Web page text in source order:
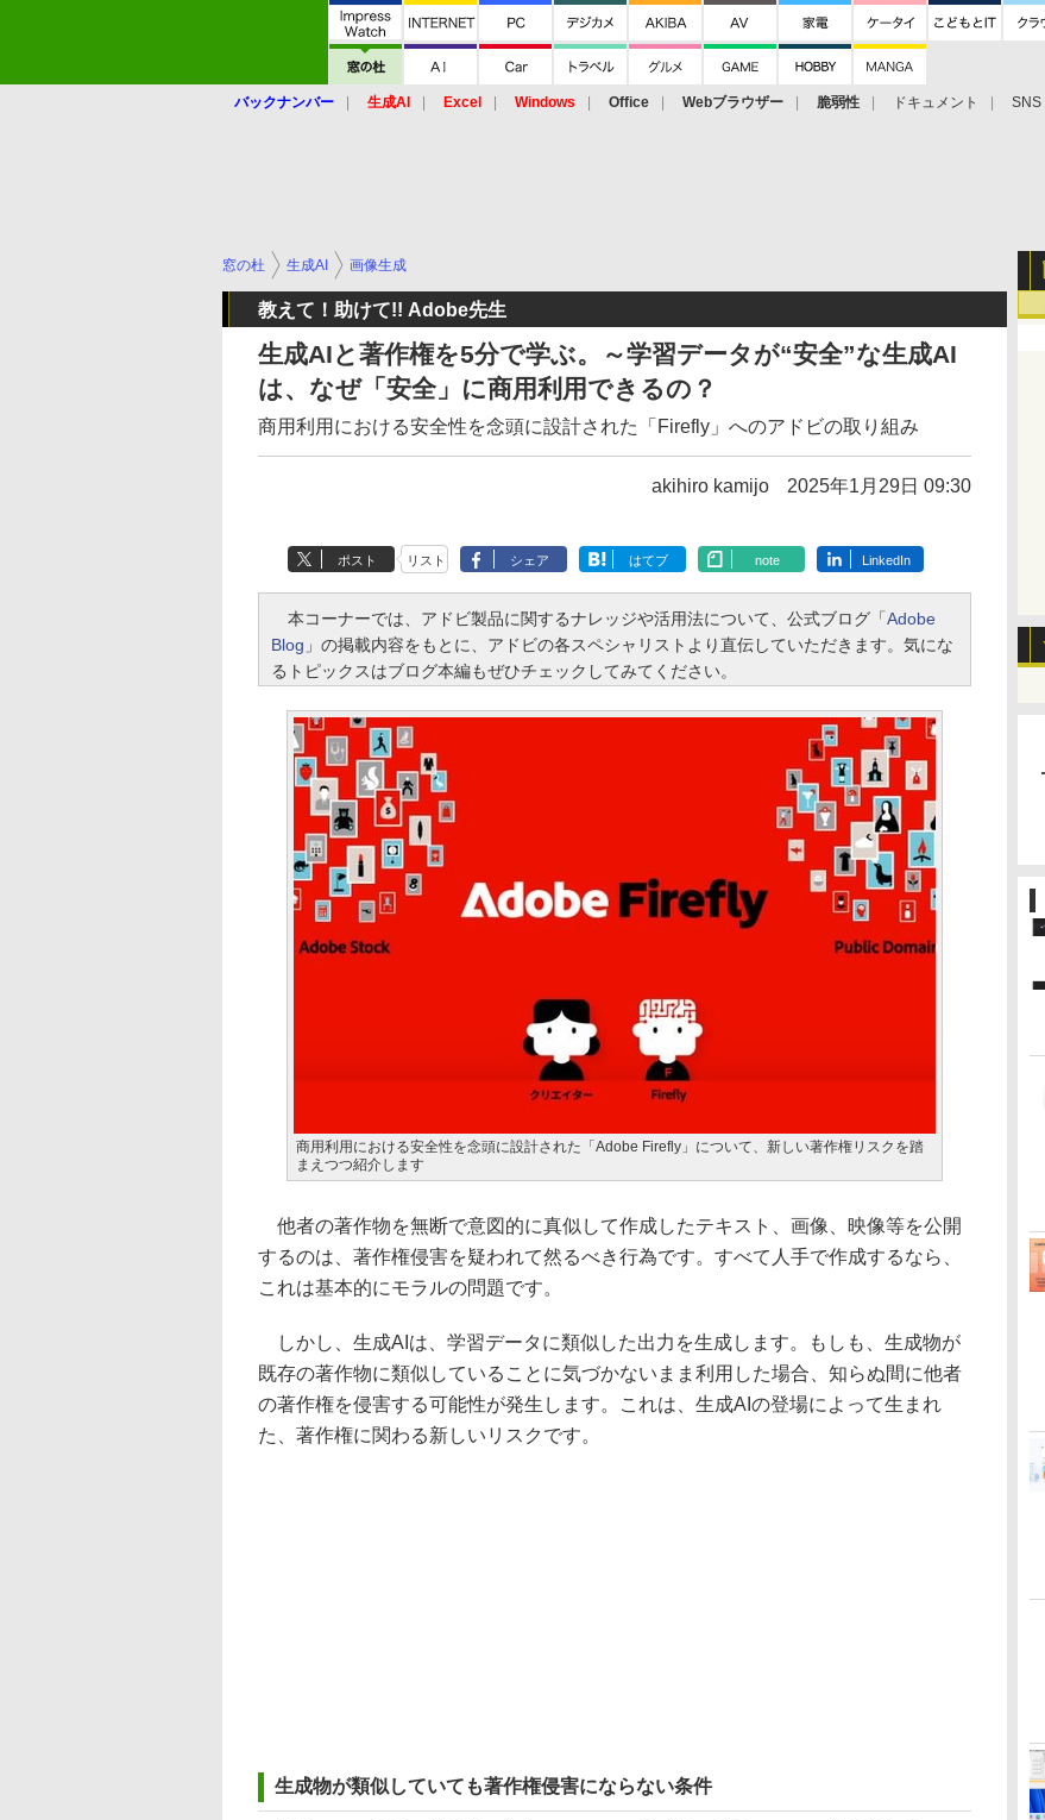
バックナンバー 生成AI Excel Windows Office Webブラウザー 脆弱性 ドキュメント SNS
窓の杜 生成AI 画像生成
教えて！助けて!! Adobe先生
生成AIと著作権を5分で学ぶ。～学習データが“安全”な生成AI
は、なぜ「安全」に商用利用できるの？
商用利用における安全性を念頭に設計された「Firefly」へのアドビの取り組み
akihiro kamijo 2025年1月29日 09:30
ポスト リスト シェア はてブ note LinkedIn
本コーナーでは、アドビ製品に関するナレッジや活用法について、公式ブログ「Adobe
Blog 」の掲載内容をもとに、アドビの各スペシャリストより直伝していただきます。気にな
るトピックスはブログ本編もぜひチェックしてみてください。
商用利用における安全性を念頭に設計された「Adobe Firefly」について、新しい著作権リスクを踏
まえつつ紹介します
他者の著作物を無断で意図的に真似して作成したテキスト、画像、映像等を公開
するのは、著作権侵害を疑われて然るべき行為です。すべて人手で作成するなら、
これは基本的にモラルの問題です。
しかし、生成AIは、学習データに類似した出力を生成します。もしも、生成物が
既存の著作物に類似していることに気づかないまま利用した場合、知らぬ間に他者
の著作権を侵害する可能性が発生します。これは、生成AIの登場によって生まれ
た、著作権に関わる新しいリスクです。
生成物が類似していても著作権侵害にならない条件